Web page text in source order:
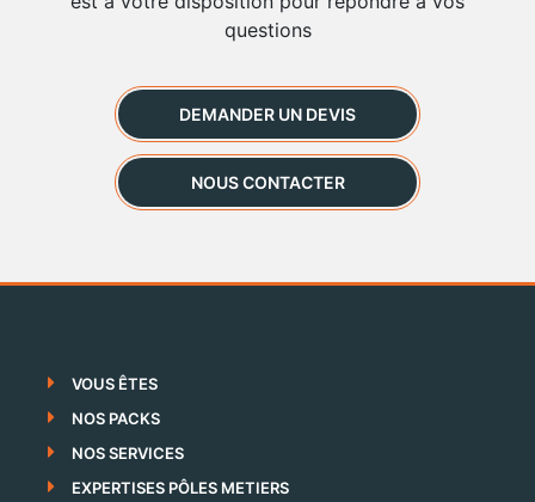
questions
DEMANDER UN DEVIS
NOUS CONTACTER
VOUS ÊTES
NOS PACKS
NOS SERVICES
EXPERTISES PÔLES METIERS